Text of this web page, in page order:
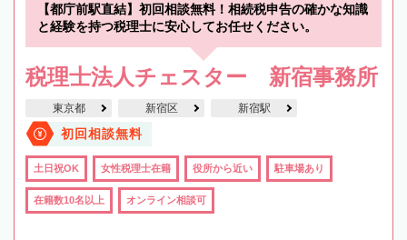
【都庁前駅直結】初回相談無料！相続税申告の確かな知識
と経験を持つ税理士に安心してお任せください。
税理士法人チェスター 新宿事務所
東京都 新宿区 新宿駅
初回相談無料
土日祝OK 女性税理士在籍 役所から近い 駐車場あり
在籍数10名以上 オンライン相談可